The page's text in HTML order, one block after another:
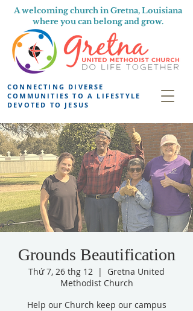
A welcoming church in Gretna, Louisiana
where you can belong and grow.
CONNECTING DIVERSE
COMMUNITIES TO A LIFESTYLE
DEVOTED TO JESUS
Grounds Beautification
Thứ 7, 26 thg 12
  |
Gretna United
Methodist Church
Help our Church keep our campus